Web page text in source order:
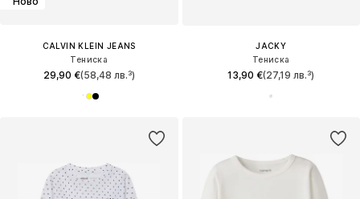
CALVIN KLEIN JEANS
Тениска
29,90 €(58,48 лв.³)
JACKY
Тениска
13,90 €(27,19 лв.³)